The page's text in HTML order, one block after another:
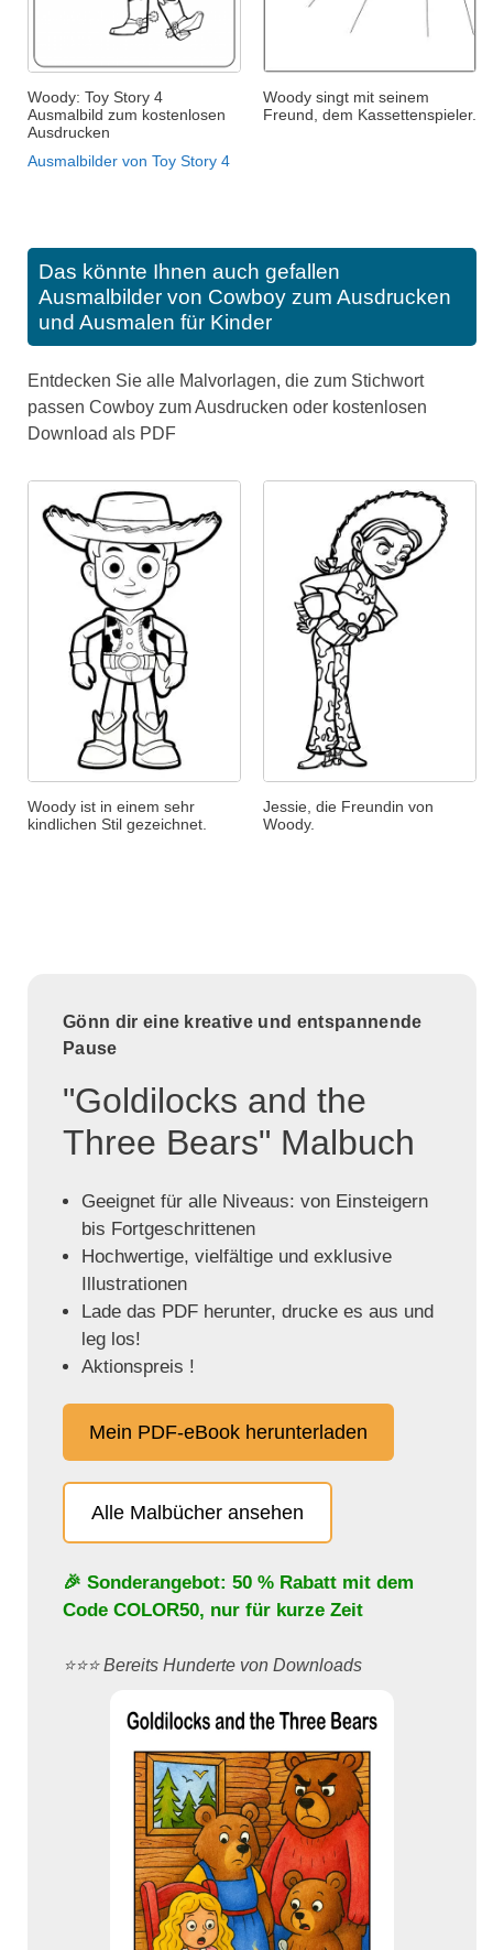
Woody: Toy Story 4
Ausmalbild zum kostenlosen
Ausdrucken
Ausmalbilder von Toy Story 4
Woody singt mit seinem
Freund, dem Kassettenspieler.
Das könnte Ihnen auch gefallen
Ausmalbilder von Cowboy zum Ausdrucken
und Ausmalen für Kinder
Entdecken Sie alle Malvorlagen, die zum Stichwort
passen Cowboy zum Ausdrucken oder kostenlosen
Download als PDF
Woody ist in einem sehr
kindlichen Stil gezeichnet.
Jessie, die Freundin von
Woody.
Gönn dir eine kreative und entspannende
Pause
"Goldilocks and the
Three Bears" Malbuch
Geeignet für alle Niveaus: von Einsteigern
bis Fortgeschrittenen
Hochwertige, vielfältige und exklusive
Illustrationen
Lade das PDF herunter, drucke es aus und
leg los!
Aktionspreis !
Mein PDF-eBook herunterladen
Alle Malbücher ansehen
🎉 Sonderangebot: 50 % Rabatt mit dem
Code COLOR50, nur für kurze Zeit
⭐️⭐️⭐️ Bereits Hunderte von Downloads